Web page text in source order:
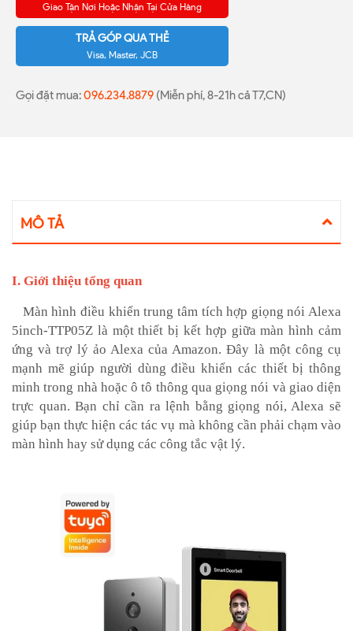
Giao Tận Nơi Hoặc Nhận Tại Cửa Hàng
TRẢ GÓP QUA THẺ
Visa, Master, JCB
Gọi đặt mua:096.234.8879 (Miễn phí, 8-21h cả T7,CN)
MÔ TẢ
I. Giới thiệu tổng quan
Màn hình điều khiển trung tâm tích hợp giọng nói Alexa
5inch-TTP05Z là một thiết bị kết hợp giữa màn hình cảm
ứng và trợ lý ảo Alexa của Amazon. Đây là một công cụ
mạnh mẽ giúp người dùng điều khiển các thiết bị thông
minh trong nhà hoặc ô tô thông qua giọng nói và giao diện
trực quan. Bạn chỉ cần ra lệnh bằng giọng nói, Alexa sẽ
giúp bạn thực hiện các tác vụ mà không cần phải chạm vào
màn hình hay sử dụng các công tắc vật lý.